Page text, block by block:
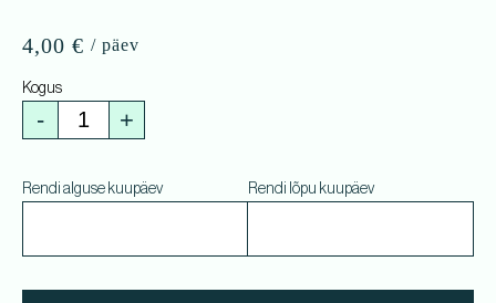
4,00 €
- +
Rendi alguse kuupäev Rendi lõpu kuupäev